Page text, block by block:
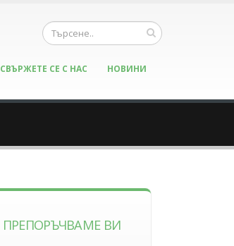
СВЪРЖЕТЕ СЕ С НАС НОВИНИ
ПРЕПОРЪЧВАМЕ ВИ